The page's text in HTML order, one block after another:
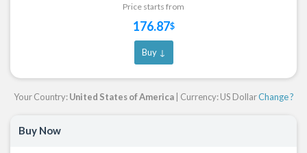
Price starts from
176.87$
Buy ↓
Your Country:United States of America| Currency: US DollarChange ?
Buy Now